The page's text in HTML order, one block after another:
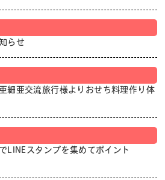
らせ
細亜交流旅行様よりおせち料理作り体
LINEスタンプを集めてポイント